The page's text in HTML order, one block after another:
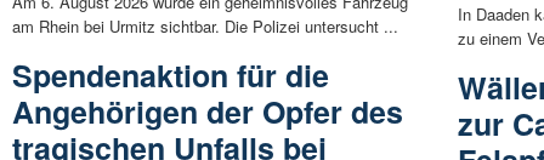
am Rhein bei Urmitz sichtbar. Die Polizei untersucht ...
Spendenaktion für die
Angehörigen der Opfer des
tragischen Unfalls bei
In Daaden
zu einem
zur